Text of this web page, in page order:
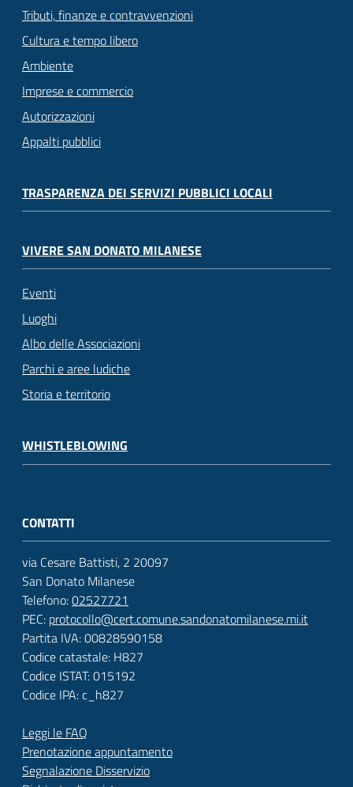
Tributi, finanze e contravvenzioni
Cultura e tempo libero
Ambiente
Imprese e commercio
Autorizzazioni
Appalti pubblici
TRASPARENZA DEI SERVIZI PUBBLICI LOCALI
VIVERE SAN DONATO MILANESE
Eventi
Luoghi
Albo delle Associazioni
Parchi e aree ludiche
Storia e territorio
WHISTLEBLOWING
CONTATTI
via Cesare Battisti, 2 20097
San Donato Milanese
Telefono:02527721
PEC: protocollo@cert.comune.sandonatomilanese.mi.it
Partita IVA: 00828590158
Codice catastale: H827
Codice ISTAT: 015192
Codice IPA: c_h827
Leggi le FAQ
Prenotazione appuntamento
Segnalazione Disservizio